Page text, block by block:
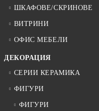
ШКАФОВЕ/СКРИНОВЕ
ВИТРИНИ
ОФИС МЕБЕЛИ
ДЕКОРАЦИЯ
СЕРИИ КЕРАМИКА
ФИГУРИ
ФИГУРИ